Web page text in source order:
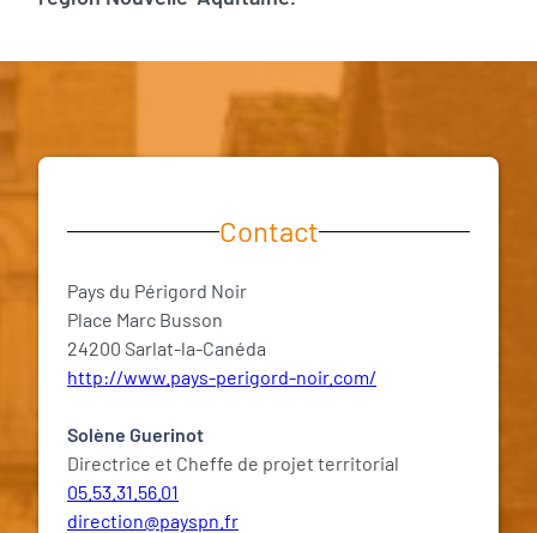
Contact
Pays du Périgord Noir
Place Marc Busson
24200 Sarlat-la-Canéda
http://www.pays-perigord-noir.com/
Solène Guerinot
Directrice et Cheffe de projet territorial
05.53.31.56.01
direction@payspn.fr